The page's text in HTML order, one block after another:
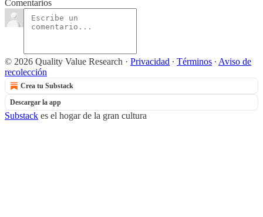
Comentarios
© 2026 Quality Value Research · Privacidad ∙ Términos ∙ Aviso de
recolección
Crea tu Substack
Descargar la app
Substack es el hogar de la gran cultura